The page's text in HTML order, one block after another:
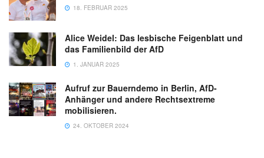
18. FEBRUAR 2025
Alice Weidel: Das lesbische Feigenblatt und
das Familienbild der AfD
1. JANUAR 2025
Aufruf zur Bauerndemo in Berlin, AfD-
Anhänger und andere Rechtsextreme
mobilisieren.
24. OKTOBER 2024